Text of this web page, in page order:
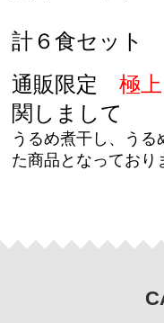
計６食セット
通販限定極
関しまして
うるめ煮干し、うる
た商品となっており